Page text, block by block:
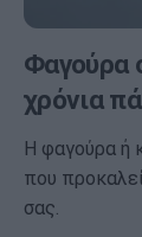
Φαγούρα
χρόνια
Η φαγούρα ή
που
σας.